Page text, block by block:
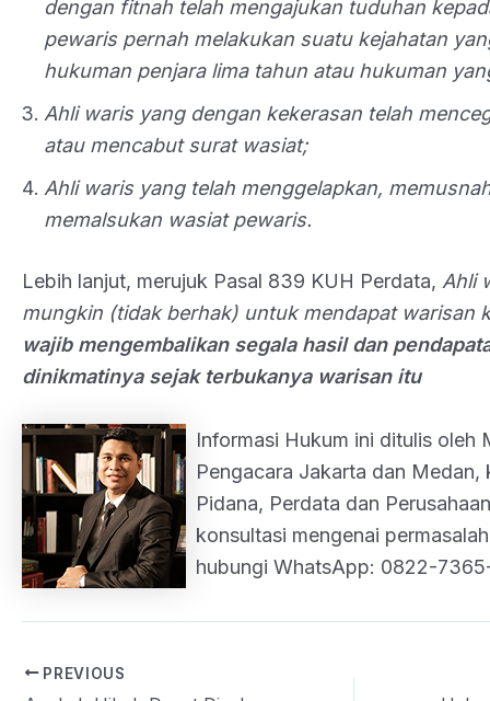
dengan fitnah telah mengajukan tuduhan
pewaris pernah melakukan suatu kejahatan
hukuman penjara lima tahun atau hukuman
Ahli waris yang dengan kekerasan telah
atau mencabut surat wasiat;
Ahli waris yang telah menggelapkan,
memalsukan wasiat pewaris.
Lebih lanjut, merujuk Pasal 839 KUH Perdata, Ahli
mungkin (tidak berhak) untuk mendapat warisan
wajib mengembalikan segala hasil dan
dinikmatinya sejak terbukanya warisan itu
Informasi Hukum ini ditulis oleh
Pengacara Jakarta dan Medan,
Pidana, Perdata dan
konsultasi mengenai
hubungi WhatsApp: 0822-
Post
PREVIOUS